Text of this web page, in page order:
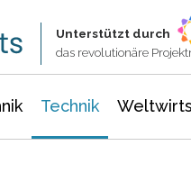
Unterstützt durch
das revolutionäre
Technik